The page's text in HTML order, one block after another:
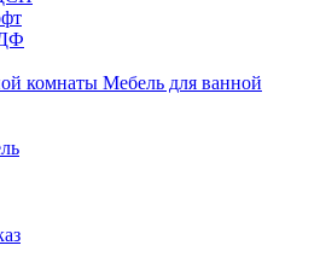
Мебель для ванной